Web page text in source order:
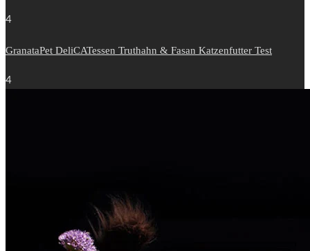
4
GranataPet DeliCATessen Truthahn & Fasan Katzenfutter Test
4